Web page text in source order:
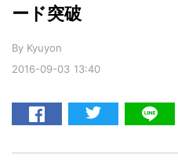
2016-09-03 13:40
ード突破
By Kyuyon
RE:LIFE
Re:Work
AI
[Startup]
[Voice Edition]
[YouTube]
ニューノーマル
Daily